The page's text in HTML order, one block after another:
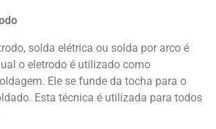
solda elétrica ou solda por arco é
o eletrodo é utilizado como
Ele se funde da tocha para o
Esta técnica é utilizada para todos